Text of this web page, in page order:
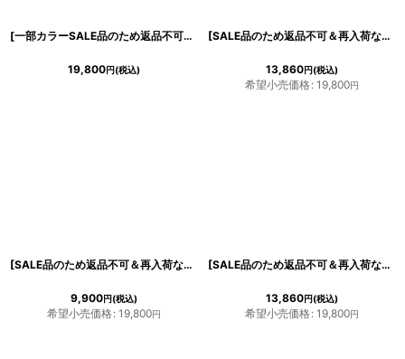
[一部カラーSALE品のため返品不可＆再入荷なしの現品限り][ERUKEI]総レース・ケミカルレース・ノースリーブ・ハイウエスト・Aライン・ミディアムドレス・ワンピース[れお着用]《送料＆代引き手数料無料》
19,800円(税込)
[SALE品のため返品不可＆再入荷なしの現品限り][ERUKEI]ネイビー・半袖・リーフモチーフレース・フラワー刺繍・Aライン・ミディアムドレス・ワンピース[送料無料]
13,860円(税込)
希望小売価格: 19,800円
[SALE品のため返品不可＆再入荷なしの現品限り][ERUKEI]半袖・ベルト付き・ケミカルレース・大人・ハイウエスト・膝丈・ミディアムドレス・ワンピース[山崎みどり着用][送料無料]myall
9,900円(税込)
希望小売価格: 19,800円
[SALE品のため返品不可＆再入荷なしの現品限り][ERUKEI]グリーン・パープル・ケープ風・フリルスリーブ・Aライン・ラメ・ミディアムドレス・ワンピース[送料無料]
13,860円(税込)
希望小売価格: 19,800円